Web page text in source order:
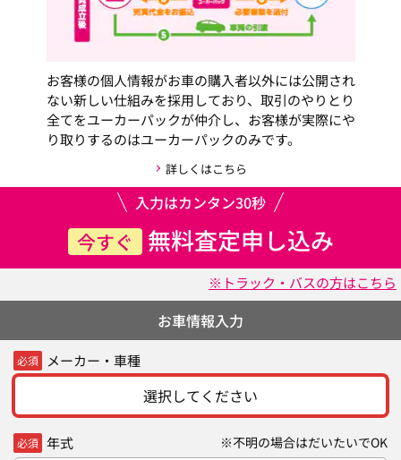
お客様の個人情報がお車の購入者以外には公開され
ない新しい仕組みを採用しており、取引のやりとり
全てをユーカーパックが仲介し、お客様が実際にや
り取りするのはユーカーパックのみです。
詳しくはこちら
入力はカンタン30秒
今すぐ 無料査定申し込み
※トラック・バスの方はこちら
お車情報入力
必須 メーカー・車種
選択してください
必須 年式 ※不明の場合はだいたいでOK